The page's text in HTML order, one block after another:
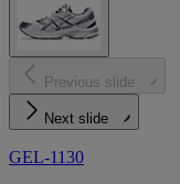
Previous slide
Next slide
GEL-1130